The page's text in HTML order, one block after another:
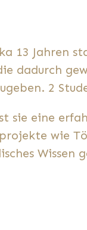
13 Jahren
dadurch
2
sie eine
wie
Wissen